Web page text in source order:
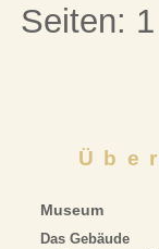
Seiten: 1
Museum
Das Gebäude